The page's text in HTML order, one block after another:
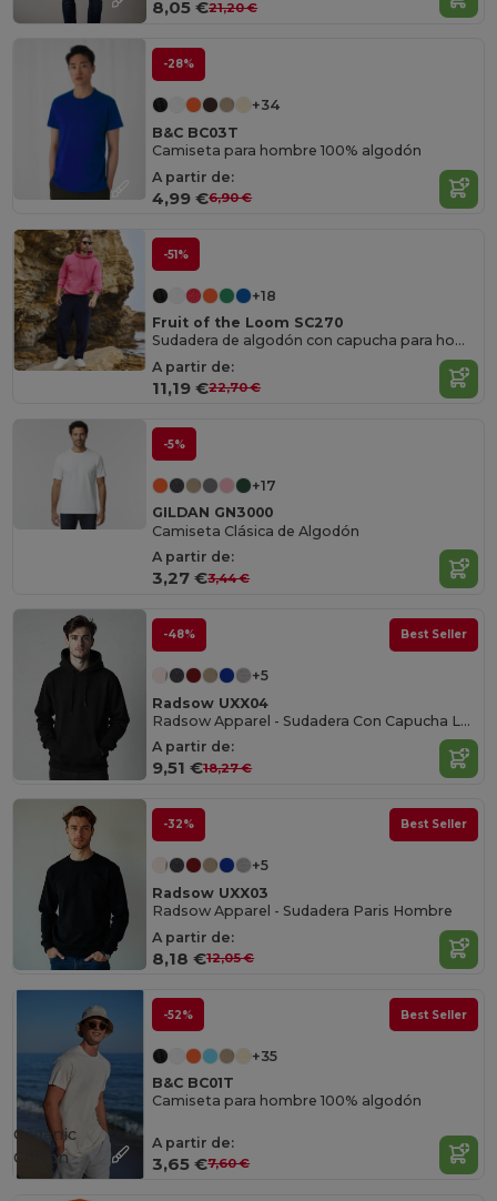
8,05 €21,20 €
-28%
+34
B&C BC03T
Camiseta para hombre 100% algodón
A partir de:
4,99 €6,90 €
-51%
+18
Fruit of the Loom SC270
Sudadera de algodón con capucha para hombre
A partir de:
11,19 €22,70 €
-5%
+17
GILDAN GN3000
Camiseta Clásica de Algodón
A partir de:
3,27 €3,44 €
-48% Best Seller
+5
Radsow UXX04
Radsow Apparel - Sudadera Con Capucha London Hombre
A partir de:
9,51 €18,27 €
-32% Best Seller
+5
Radsow UXX03
Radsow Apparel - Sudadera Paris Hombre
A partir de:
8,18 €12,05 €
-52% Best Seller
+35
B&C BC01T
Camiseta para hombre 100% algodón
A partir de:
3,65 €7,60 €
Organic
Cotton